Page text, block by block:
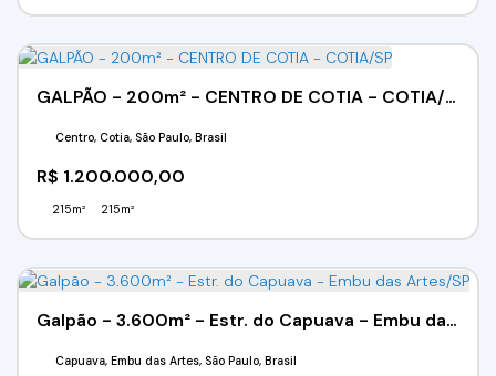
GALPÃO - 200m² - CENTRO DE COTIA - COTIA/SP
R$ 1.200.000,00
Centro, Cotia, São Paulo, Brasil
215m² 215m²
Galpão - 3.600m² - Estr. do Capuava - Embu das Artes/SP
Capuava, Embu das Artes, São Paulo, Brasil